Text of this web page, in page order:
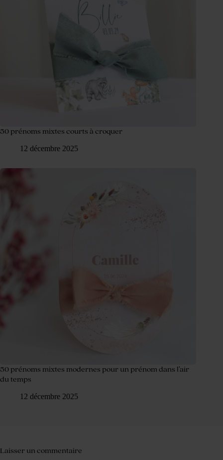
50 prénoms mixtes courts à croquer
12 décembre 2025
50 prénoms mixtes modernes pour un prénom dans l’air
du temps
12 décembre 2025
Laisser un commentaire